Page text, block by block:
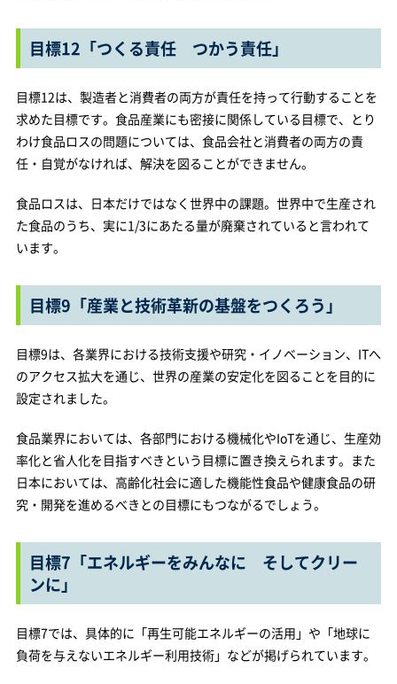
目標12「つくる責任 つかう責任」
目標12は、製造者と消費者の両方が責任を持って行動することを
求めた目標です。食品産業にも密接に関係している目標で、とり
わけ食品ロスの問題については、食品会社と消費者の両方の責
任・自覚がなければ、解決を図ることができません。
食品ロスは、日本だけではなく世界中の課題。世界中で生産され
た食品のうち、実に1/3にあたる量が廃棄されていると言われて
います。
目標9「産業と技術革新の基盤をつくろう」
目標9は、各業界における技術支援や研究・イノベーション、ITへ
のアクセス拡大を通じ、世界の産業の安定化を図ることを目的に
設定されました。
食品業界においては、各部門における機械化やIoTを通じ、生産効
率化と省人化を目指すべきという目標に置き換えられます。また
日本においては、高齢化社会に適した機能性食品や健康食品の研
究・開発を進めるべきとの目標にもつながるでしょう。
目標7「エネルギーをみんなに そしてクリー
ンに」
目標7では、具体的に「再生可能エネルギーの活用」や「地球に
負荷を与えないエネルギー利用技術」などが掲げられています。